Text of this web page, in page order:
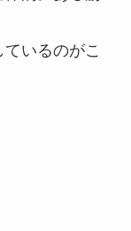
いるのがこ